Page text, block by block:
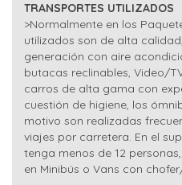
TRANSPORTES UTILIZADOS
>Normalmente en los
utilizados son de alta
generación con aire
butacas reclinables, Video/
carros de alta gama con
cuestión de higiene, los
motivo son realizadas
viajes por carretera. En el
tenga menos de 12
en Minibús o Vans con